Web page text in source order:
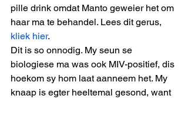
pille drink omdat Manto geweier het om
haar ma te behandel. Lees dit gerus,
kliek hier.
Dit is so onnodig. My seun se
biologiese ma was ook MIV-positief, dis
hoekom sy hom laat aanneem het. My
knaap is egter heeltemal gesond, want